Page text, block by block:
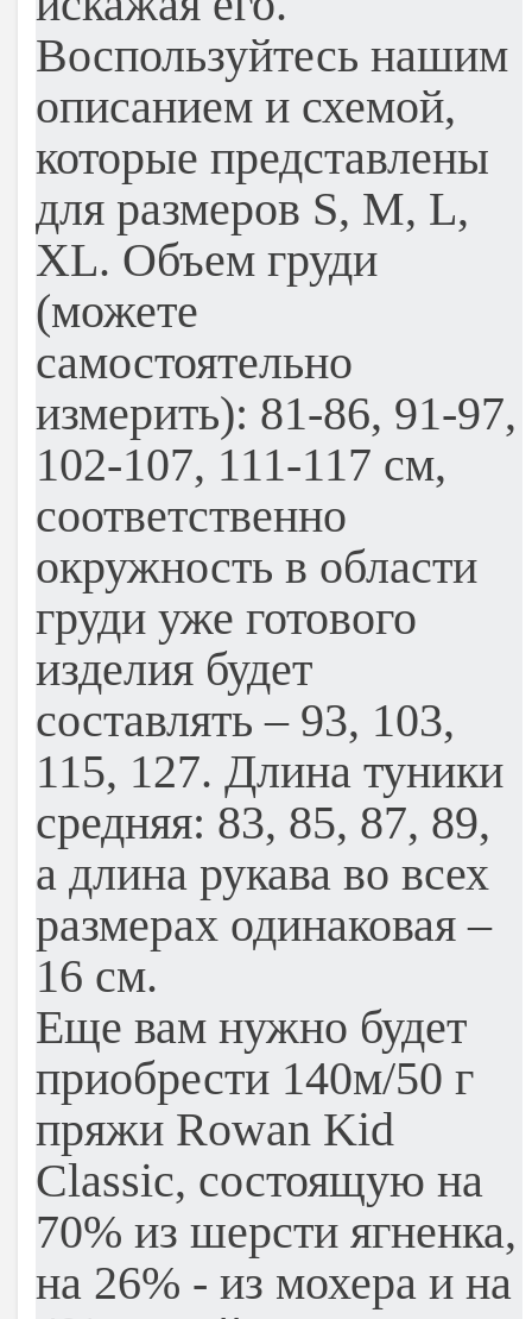
Воспользуйтесь нашим
описанием и схемой,
которые представлены
для размеров S, M, L,
XL. Объем груди
(можете
самостоятельно
измерить): 81-86, 91-97,
102-107, 111-117 см,
соответственно
окружность в области
груди уже готового
изделия будет
составлять – 93, 103,
115, 127. Длина туники
средняя: 83, 85, 87, 89,
а длина рукава во всех
размерах одинаковая –
16 см.
Еще вам нужно будет
приобрести 140м/50 г
пряжи Rowan Kid
Classic, состоящую на
70% из шерсти ягненка,
на 26% - из мохера и на